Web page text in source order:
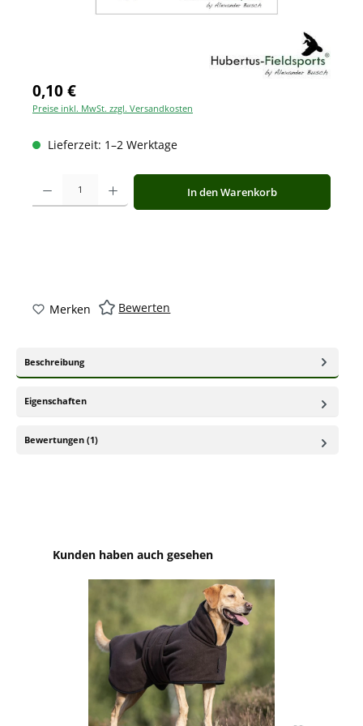
0,10 €
Preise inkl. MwSt. zzgl. Versandkosten
Lieferzeit: 1–2 Werktage
Produkt Anzahl: Gib den gewünschten Wert ein oder benutze die
In den Warenkorb
Merken Bewerten
Beschreibung
Eigenschaften
Bewertungen (1)
Produktgalerie überspringen
Kunden haben auch gesehen